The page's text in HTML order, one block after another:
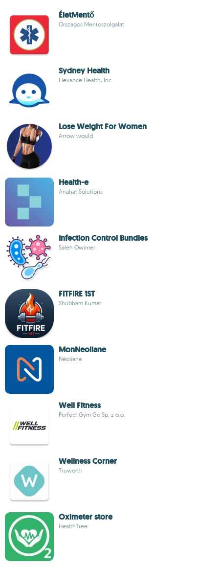
ÉletMentő
Orszagos Mentoszolgalat
Sydney Health
Elevance Health, Inc.
Lose Weight For Women
Arrow would
Health-e
Anahat Solutions
Infection Control Bundles
Saleh Owimer
FITFIRE 1ST
Shubham Kumar
MonNeoliane
Néoliane
Well Fitness
Perfect Gym Go Sp. z o.o.
Wellness Corner
Truworth
Oximeter store
HealthTree